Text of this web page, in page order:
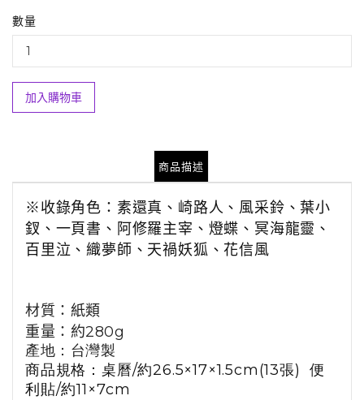
數量
加入購物車
商品描述
※收錄角色：素還真、崎路人、風采鈴、葉小
釵、一頁書、阿修羅主宰、燈蝶、冥海龍靈、
百里泣、織夢師、天禍妖狐、花信風
材質：紙類
重量：約280g
產地：台灣製
商品規格： 桌曆/約26.5×17×1.5cm(13張)便
利貼/約11×7cm